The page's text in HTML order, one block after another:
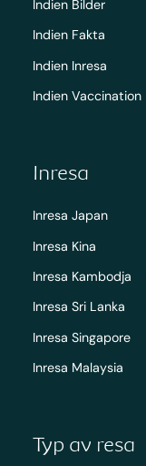
Indien Bilder
Indien Fakta
Indien Inresa
Indien Vaccination
Inresa
Inresa Japan
Inresa Kina
Inresa Kambodja
Inresa Sri Lanka
Inresa Singapore
Inresa Malaysia
Typ av resa